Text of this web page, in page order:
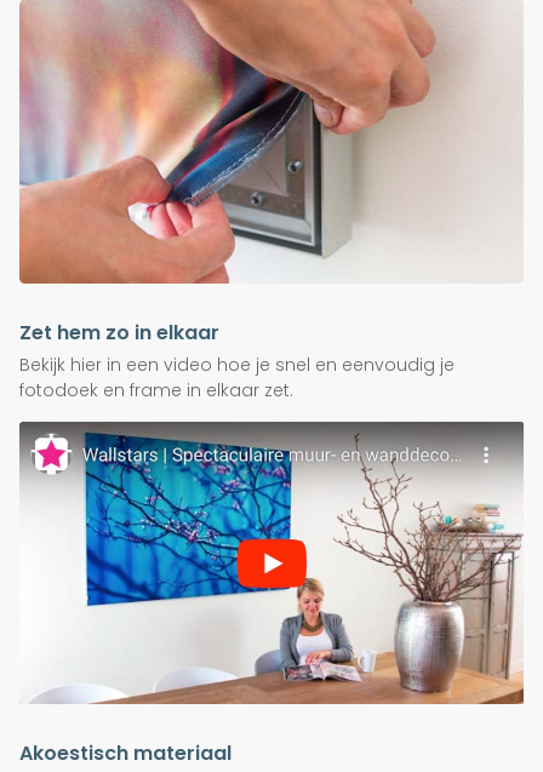
Zet hem zo in elkaar
Bekijk hier in een video hoe je snel en eenvoudig je
fotodoek en frame in elkaar zet.
Akoestisch materiaal